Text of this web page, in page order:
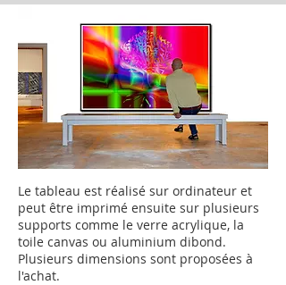
Le tableau est réalisé sur ordinateur et
peut être imprimé ensuite sur plusieurs
supports comme le verre acrylique, la
toile canvas ou aluminium dibond.
Plusieurs dimensions sont proposées à
l'achat.